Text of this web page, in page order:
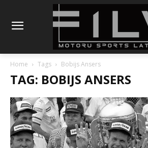
Home Tags Bobijs Ansers
TAG: BOBIJS ANSERS